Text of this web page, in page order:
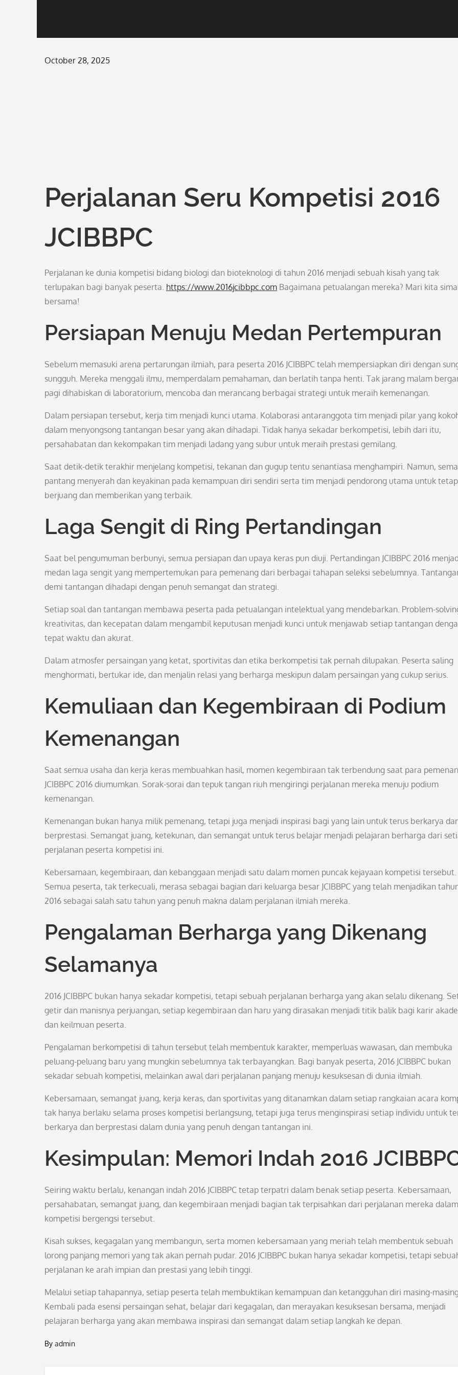
Posted
October 28, 2025
Perjalanan Seru Kompetisi 2016
JCIBBPC
Perjalanan ke dunia kompetisi bidang biologi dan bioteknologi di tahun 2016 menjadi sebuah kisah yang tak
terlupakan bagi banyak peserta. https://www.2016jcibbpc.com Bagaimana petualangan mereka? Mari kita
bersama!
Persiapan Menuju Medan Pertempuran
Sebelum memasuki arena pertarungan ilmiah, para peserta 2016 JCIBBPC telah mempersiapkan diri dengan
sungguh. Mereka menggali ilmu, memperdalam pemahaman, dan berlatih tanpa henti. Tak jarang malam
pagi dihabiskan di laboratorium, mencoba dan merancang berbagai strategi untuk meraih kemenangan.
Dalam persiapan tersebut, kerja tim menjadi kunci utama. Kolaborasi antaranggota tim menjadi pilar yang
dalam menyongsong tantangan besar yang akan dihadapi. Tidak hanya sekadar berkompetisi, lebih dari itu,
persahabatan dan kekompakan tim menjadi ladang yang subur untuk meraih prestasi gemilang.
Saat detik-detik terakhir menjelang kompetisi, tekanan dan gugup tentu senantiasa menghampiri. Namun,
pantang menyerah dan keyakinan pada kemampuan diri sendiri serta tim menjadi pendorong utama untuk tetap
berjuang dan memberikan yang terbaik.
Laga Sengit di Ring Pertandingan
Saat bel pengumuman berbunyi, semua persiapan dan upaya keras pun diuji. Pertandingan JCIBBPC 2016
medan laga sengit yang mempertemukan para pemenang dari berbagai tahapan seleksi sebelumnya.
demi tantangan dihadapi dengan penuh semangat dan strategi.
Setiap soal dan tantangan membawa peserta pada petualangan intelektual yang mendebarkan. Problem-
kreativitas, dan kecepatan dalam mengambil keputusan menjadi kunci untuk menjawab setiap tantangan
tepat waktu dan akurat.
Dalam atmosfer persaingan yang ketat, sportivitas dan etika berkompetisi tak pernah dilupakan. Peserta saling
menghormati, bertukar ide, dan menjalin relasi yang berharga meskipun dalam persaingan yang cukup serius.
Kemuliaan dan Kegembiraan di Podium
Kemenangan
Saat semua usaha dan kerja keras membuahkan hasil, momen kegembiraan tak terbendung saat para
JCIBBPC 2016 diumumkan. Sorak-sorai dan tepuk tangan riuh mengiringi perjalanan mereka menuju podium
kemenangan.
Kemenangan bukan hanya milik pemenang, tetapi juga menjadi inspirasi bagi yang lain untuk terus berkarya
berprestasi. Semangat juang, ketekunan, dan semangat untuk terus belajar menjadi pelajaran berharga dari
perjalanan peserta kompetisi ini.
Kebersamaan, kegembiraan, dan kebanggaan menjadi satu dalam momen puncak kejayaan kompetisi tersebut.
Semua peserta, tak terkecuali, merasa sebagai bagian dari keluarga besar JCIBBPC yang telah menjadikan
2016 sebagai salah satu tahun yang penuh makna dalam perjalanan ilmiah mereka.
Pengalaman Berharga yang Dikenang
Selamanya
2016 JCIBBPC bukan hanya sekadar kompetisi, tetapi sebuah perjalanan berharga yang akan selalu dikenang.
getir dan manisnya perjuangan, setiap kegembiraan dan haru yang dirasakan menjadi titik balik bagi karir
dan keilmuan peserta.
Pengalaman berkompetisi di tahun tersebut telah membentuk karakter, memperluas wawasan, dan membuka
peluang-peluang baru yang mungkin sebelumnya tak terbayangkan. Bagi banyak peserta, 2016 JCIBBPC bukan
sekadar sebuah kompetisi, melainkan awal dari perjalanan panjang menuju kesuksesan di dunia ilmiah.
Kebersamaan, semangat juang, kerja keras, dan sportivitas yang ditanamkan dalam setiap rangkaian acara
tak hanya berlaku selama proses kompetisi berlangsung, tetapi juga terus menginspirasi setiap individu untuk
berkarya dan berprestasi dalam dunia yang penuh dengan tantangan ini.
Kesimpulan: Memori Indah 2016
Seiring waktu berlalu, kenangan indah 2016 JCIBBPC tetap terpatri dalam benak setiap peserta. Kebersamaan,
persahabatan, semangat juang, dan kegembiraan menjadi bagian tak terpisahkan dari perjalanan mereka dalam
kompetisi bergengsi tersebut.
Kisah sukses, kegagalan yang membangun, serta momen kebersamaan yang meriah telah membentuk sebuah
lorong panjang memori yang tak akan pernah pudar. 2016 JCIBBPC bukan hanya sekadar kompetisi, tetapi
perjalanan ke arah impian dan prestasi yang lebih tinggi.
Melalui setiap tahapannya, setiap peserta telah membuktikan kemampuan dan ketangguhan diri masing-
Kembali pada esensi persaingan sehat, belajar dari kegagalan, dan merayakan kesuksesan bersama, menjadi
pelajaran berharga yang akan membawa inspirasi dan semangat dalam setiap langkah ke depan.
By admin